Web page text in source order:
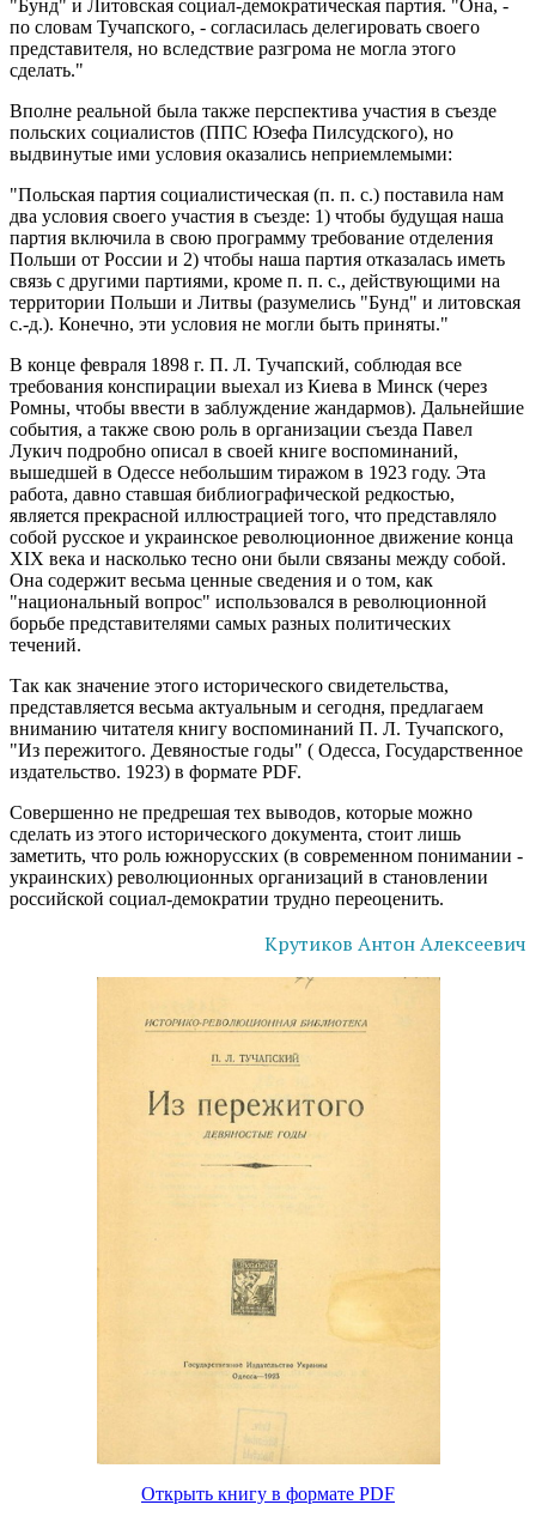
"Бунд" и Литовская социал-демократическая партия. "Она, -
по словам Тучапского, - согласилась делегировать своего
представителя, но вследствие разгрома не могла этого
сделать."
Вполне реальной была также перспектива участия в съезде
польских социалистов (ППС Юзефа Пилсудского), но
выдвинутые ими условия оказались неприемлемыми:
"Польская партия социалистическая (п. п. с.) поставила нам
два условия своего участия в съезде: 1) чтобы будущая наша
партия включила в свою программу требование отделения
Польши от России и 2) чтобы наша партия отказалась иметь
связь с другими партиями, кроме п. п. с., действующими на
территории Польши и Литвы (разумелись "Бунд" и литовская
с.-д.). Конечно, эти условия не могли быть приняты."
В конце февраля 1898 г. П. Л. Тучапский, соблюдая все
требования конспирации выехал из Киева в Минск (через
Ромны, чтобы ввести в заблуждение жандармов). Дальнейшие
события, а также свою роль в организации съезда Павел
Лукич подробно описал в своей книге воспоминаний,
вышедшей в Одессе небольшим тиражом в 1923 году. Эта
работа, давно ставшая библиографической редкостью,
является прекрасной иллюстрацией того, что представляло
собой русское и украинское революционное движение конца
XIX века и насколько тесно они были связаны между собой.
Она содержит весьма ценные сведения и о том, как
"национальный вопрос" использовался в революционной
борьбе представителями самых разных политических
течений.
Так как значение этого исторического свидетельства,
представляется весьма актуальным и сегодня, предлагаем
вниманию читателя книгу воспоминаний П. Л. Тучапского,
"Из пережитого. Девяностые годы" ( Одесса, Государственное
издательство. 1923) в формате PDF.
Совершенно не предрешая тех выводов, которые можно
сделать из этого исторического документа, стоит лишь
заметить, что роль южнорусских (в современном понимании -
украинских) революционных организаций в становлении
российской социал-демократии трудно переоценить.
Крутиков Антон Алексеевич
Открыть книгу в формате PDF